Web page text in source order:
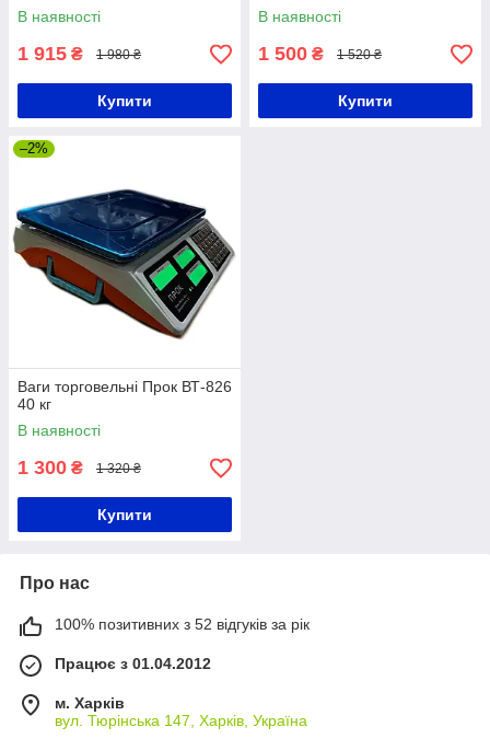
В наявності
1 915 ₴ 1 980 ₴
Купити
В наявності
1 500 ₴ 1 520 ₴
Купити
–2%
Ваги торговельні Прок ВТ-826
40 кг
В наявності
1 300 ₴ 1 320 ₴
Купити
Про нас
100% позитивних з 52 відгуків за рік
Працює з 01.04.2012
м. Харків
вул. Тюрінська 147, Харків, Україна